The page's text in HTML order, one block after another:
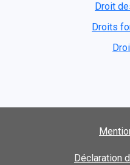
Droit
Droits
Déclaration